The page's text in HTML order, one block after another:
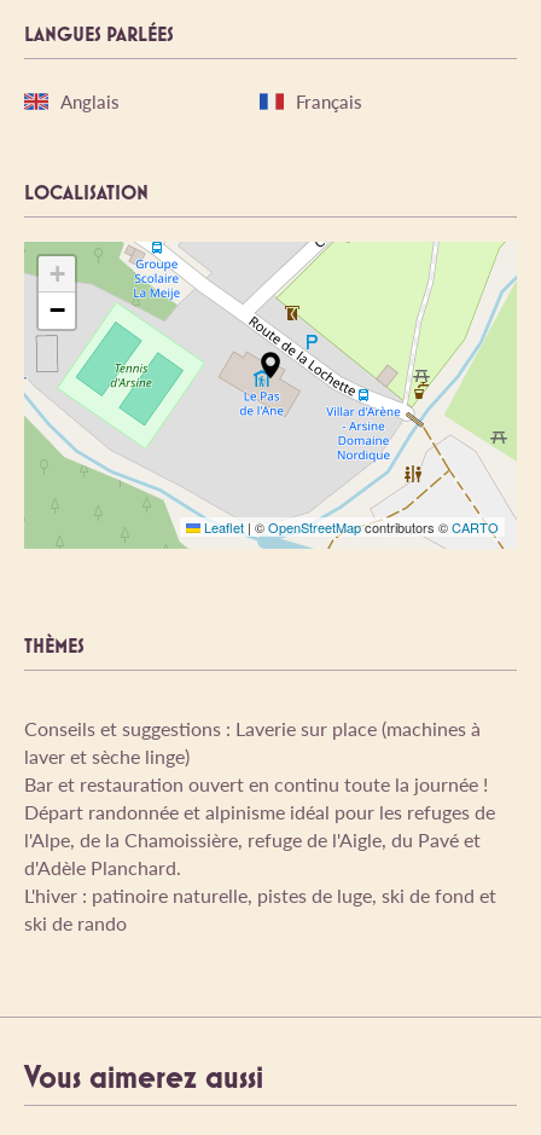
LANGUES PARLÉES
Anglais Français
LOCALISATION
+
−
Leaflet | ©OpenStreetMapcontributors ©CARTO
THÈMES
Conseils et suggestions : Laverie sur place (machines à
laver et sèche linge)
Bar et restauration ouvert en continu toute la journée !
Départ randonnée et alpinisme idéal pour les refuges de
l'Alpe, de la Chamoissière, refuge de l'Aigle, du Pavé et
d'Adèle Planchard.
L'hiver : patinoire naturelle, pistes de luge, ski de fond et
ski de rando
Vous aimerez aussi